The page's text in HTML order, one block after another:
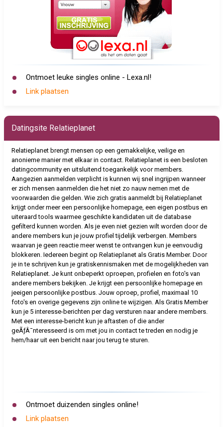
Ontmoet leuke singles online - Lexa.nl!
Link plaatsen
Datingsite Relatieplanet
Relatieplanet brengt mensen op een gemakkelijke, veilige en
anonieme manier met elkaar in contact. Relatieplanet is een besloten
datingcommunity en uitsluitend toegankelijk voor members.
Aangezien aanmelden verplicht is kunnen wij snel ingrijpen wanneer
er zich mensen aanmelden die het niet zo nauw nemen met de
voorwaarden die gelden. Wie zich gratis aanmeldt bij Relatieplanet
krijgt onder meer een persoonlijke homepage, een eigen postbus en
uiteraard tools waarmee geschikte kandidaten uit de database
gefilterd kunnen worden. Als je even niet gezien wilt worden door de
andere members kun je jouw profiel tijdelijk verbergen. Members
waarvan je geen reactie meer wenst te ontvangen kun je eenvoudig
blokkeren. Iedereen begint op Relatieplanet als Gratis Member. Door
je in te schrijven kun je gratiskennismaken met de mogelijkheden van
Relatieplanet. Je kunt onbeperkt oproepen, profielen en foto's van
andere members bekijken. Je krijgt een persoonlijke homepage en
jeeigen persoonlijke postbus. Jouw oproep, profiel, maximaal 10
foto's en overige gegevens zijn online te wijzigen. Als Gratis Member
kun je 5 interesse-berichten per dag versturen naar andere members.
Met een interesse-bericht kun je aftasten of die ander
geÃƒÂ¯nteresseerd is om met jou in contact te treden en nodig je
hem/haar uit een bericht naar jou terug te sturen.
Ontmoet duizenden singles online!
Link plaatsen